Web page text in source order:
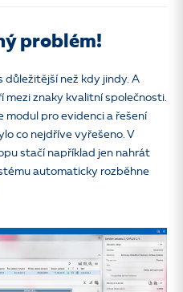
problém!
důležitější než kdy jindy. A
mezi znaky kvalitní společnosti.
modul pro evidenci a řešení
co nejdříve vyřešeno. V
stačí například jen nahrát
automaticky rozběhne